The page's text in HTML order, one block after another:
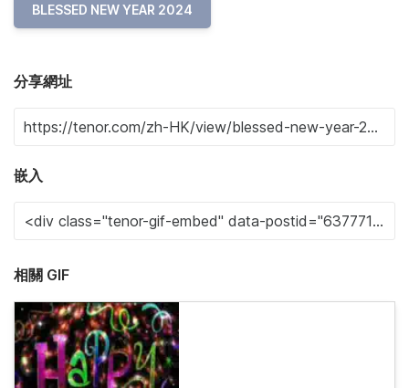
BLESSED NEW YEAR 2024
分享網址
嵌入
相關 GIF